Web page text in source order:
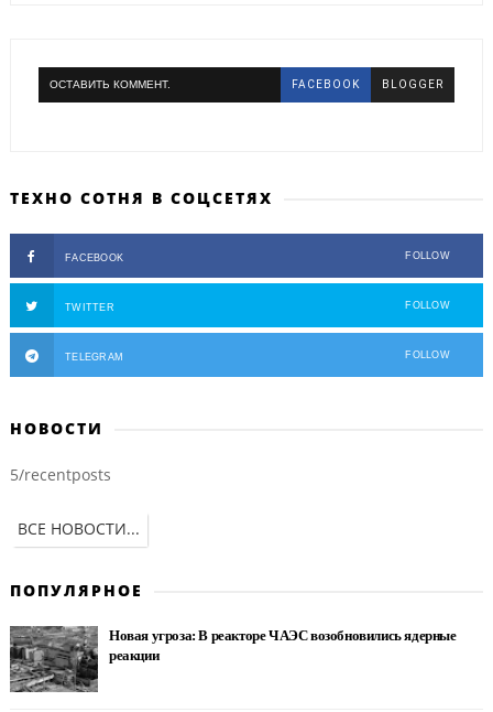
ОСТАВИТЬ КОММЕНТ. FACEBOOK BLOGGER
ТЕХНО СОТНЯ В СОЦСЕТЯХ
FACEBOOK FOLLOW
TWITTER FOLLOW
TELEGRAM FOLLOW
НОВОСТИ
5/recentposts
ВСЕ НОВОСТИ...
ПОПУЛЯРНОЕ
Новая угроза: В реакторе ЧАЭС возобновились ядерные
реакции